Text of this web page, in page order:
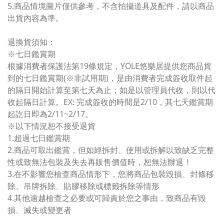
5.商品情境圖片僅供參考，不含拍攝道具及配件，請以商品
出貨內容為準。
退換貨須知：
※七日鑑賞期
根據消費者保護法第19條規定，YOLE悠樂居提供您商品貨
到的七日鑑賞期(※非試用期)，是由消費者完成簽收取件起
的隔日開始計算至第七天為止；如是以管理員代收，則以代
收起隔日計算。EX: 完成簽收的時間是2/10，其七天鑑賞期
起訖日即為2/11~2/17。
※以下情況恕不接受退貨
1.超過七日鑑賞期
2.商品可取出鑑賞，但如經拆封、使用或拆解以致缺乏完整
性或致無法包裝及失去再販售價值時，恕無法辦退！
3.在不影響您檢查商品情形下，您將商品包裝毀損、封條移
除、吊牌拆除、貼膠移除或標籤拆除等情形
4.其他逾越檢查之必要或可歸責於您之事由，致商品有毀
損、滅失或變更者